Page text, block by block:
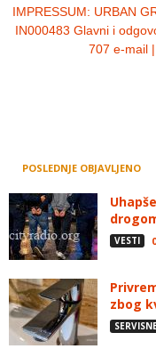
IMPRESSUM: URBAN
IN000483 Glavni i
707 e-mail
POSLEDNJE OBJAVLJENO
VESTI
zbog